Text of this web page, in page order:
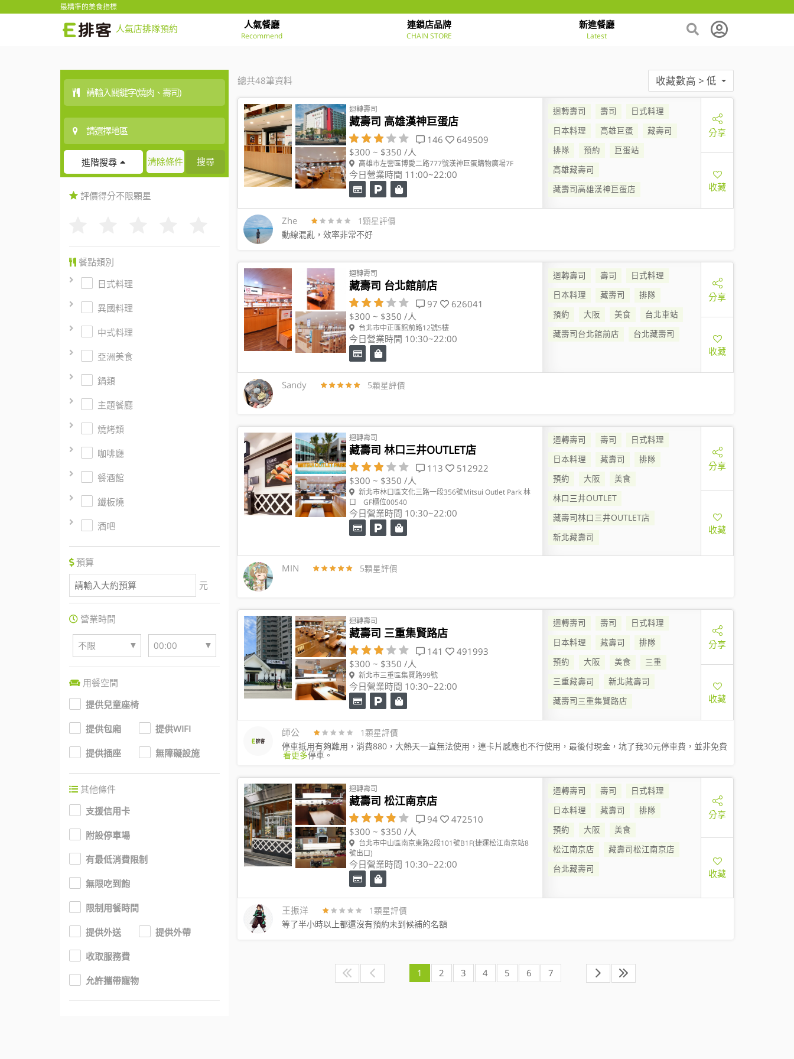
最精準的美食指標
人氣店排隊預約 人氣餐廳
Recommend
連鎖店品牌
CHAIN STORE
新進餐廳
Latest
進階搜尋 清除條件 搜尋
評價得分不限顆星
餐點類別
日式料理
異國料理
中式料理
亞洲美食
鍋類
主題餐廳
燒烤類
咖啡廳
餐酒館
鐵板燒
酒吧
預算
元
營業時間
不限 ▼ 00:00 ▼
用餐空間
提供兒童座椅
提供包廂 提供WIFI
提供插座 無障礙設施
其他條件
支援信用卡
附設停車場
有最低消費限制
無限吃到飽
限制用餐時間
提供外送 提供外帶
收取服務費
允許攜帶寵物
總共48筆資料 收藏數高 > 低
迴轉壽司
藏壽司 高雄漢神巨蛋店
146
649509
$300 ~ $350 /人
高雄市左營區博愛二路777號漢神巨蛋購物廣場7F
今日營業時間 11:00~22:00
迴轉壽司 壽司
日式料理
日本料理
高雄巨蛋
藏壽司
排隊
預約
巨蛋站
高雄藏壽司
藏壽司高雄漢神巨蛋店
分享
收藏
Zhe 1顆星評價
動線混亂，效率非常不好
迴轉壽司
藏壽司 台北館前店
97
626041
$300 ~ $350 /人
台北市中正區館前路12號5樓
今日營業時間 10:30~22:00
迴轉壽司 壽司
日式料理
日本料理
藏壽司
排隊
預約
大阪 美食
台北車站
藏壽司台北館前店
台北藏壽司
分享
收藏
Sandy 5顆星評價
迴轉壽司
藏壽司 林口三井OUTLET店
113
512922
$300 ~ $350 /人
新北市林口區文化三路一段356號Mitsui Outlet Park 林
口 GF櫃位00540
今日營業時間 10:30~22:00
迴轉壽司 壽司
日式料理
日本料理
藏壽司
排隊
預約
大阪
美食
林口三井OUTLET
藏壽司林口三井OUTLET店
新北藏壽司
分享
收藏
MIN 5顆星評價
迴轉壽司
藏壽司 三重集賢路店
141
491993
$300 ~ $350 /人
新北市三重區集賢路99號
今日營業時間 10:30~22:00
迴轉壽司 壽司
日式料理
日本料理
藏壽司
排隊
預約
大阪 美食
三重
三重藏壽司
新北藏壽司
藏壽司三重集賢路店
分享
收藏
師公 1顆星評價
停車抵用有夠難用，消費880，大熱天一直無法使用，連卡片感應也不行使用，最後付現金，坑了我30元停車費，並非免費
停車。
看更多
迴轉壽司
藏壽司 松江南京店
94
472510
$300 ~ $350 /人
台北市中山區南京東路2段101號B1F(捷運松江南京站8
號出口)
今日營業時間 10:30~22:00
迴轉壽司 壽司
日式料理
日本料理
藏壽司
排隊
預約
大阪
美食
松江南京店
藏壽司松江南京店
台北藏壽司
分享
收藏
王振洋 1顆星評價
等了半小時以上都還沒有預約未到候補的名額
1 2 3 4 5 6 7